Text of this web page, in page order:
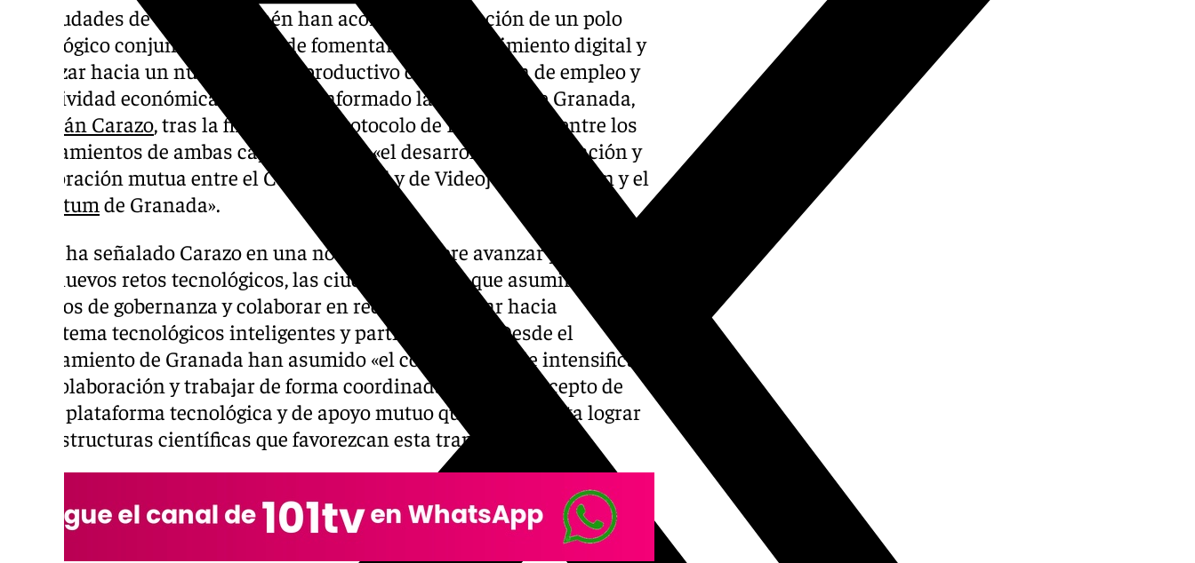
Las ciudades de Granada y Jaén han acordado la creación de un polo
tecnológico conjunto con el fin de fomentar el emprendimiento digital y
«avanzar hacia un nuevo modelo productivo de generación de empleo y
de actividad económica». Así lo ha informado la alcaldesa de Granada,
Marifrán Carazo, tras la firma de un Protocolo de Intenciones entre los
ayuntamientos de ambas capitales, para «el desarrollo, consolidación y
colaboración mutua entre el Centro Digital y de Videojuegos de Jaén y el
iQuantum de Granada».
Según ha señalado Carazo en una nota, «si se quiere avanzar y adaptarse
a los nuevos retos tecnológicos, las ciudades tienen que asumir nuevos
modelos de gobernanza y colaborar en red para avanzar hacia
ecosistema tecnológicos inteligentes y participativos». Desde el
Ayuntamiento de Granada han asumido «el compromiso de intensificar
esta colaboración y trabajar de forma coordinada con un concepto de
polo o plataforma tecnológica y de apoyo mutuo que nos permita lograr
infraestructuras científicas que favorezcan esta transformación».